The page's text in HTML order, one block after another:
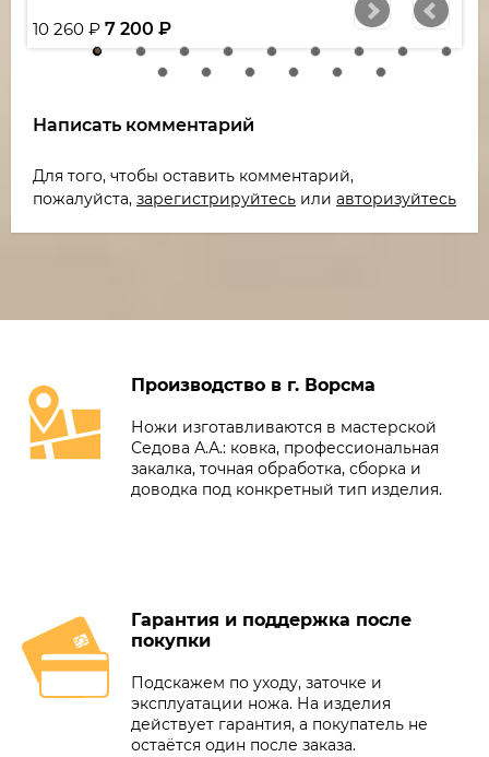
10 260 ₽ 7 200 ₽
Написать комментарий
Для того, чтобы оставить комментарий,
пожалуйста, зарегистрируйтесь или авторизуйтесь
Производство в г. Ворсма
Ножи изготавливаются в мастерской
Седова А.А.: ковка, профессиональная
закалка, точная обработка, сборка и
доводка под конкретный тип изделия.
Гарантия и поддержка после
покупки
Подскажем по уходу, заточке и
эксплуатации ножа. На изделия
действует гарантия, а покупатель не
остаётся один после заказа.